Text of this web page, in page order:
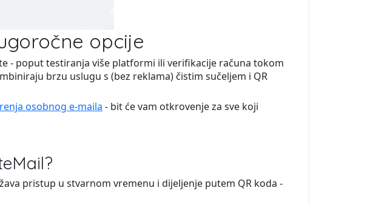
opcije
- poput testiranja više platformi ili verifikacije računa tokom
brzu uslugu s (bez reklama) čistim sučeljem i QR
osobnog e-maila - bit će vam otkrovenje za sve koji
pristup u stvarnom vremenu i dijeljenje putem QR koda -